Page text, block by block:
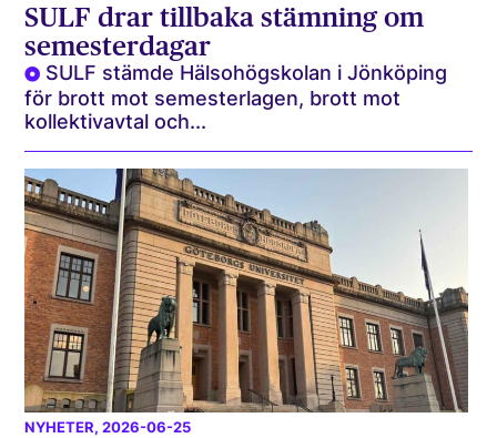
SULF drar tillbaka stämning om
semesterdagar
SULF stämde Hälsohögskolan i Jönköping
för brott mot semesterlagen, brott mot
kollektivavtal och...
NYHETER, 2026-06-25